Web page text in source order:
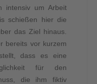
intensiv um Arbeit
schießen hier die
das Ziel hinaus.
bereits vor kurzem
dass es eine
für den
die ihm fiktiv